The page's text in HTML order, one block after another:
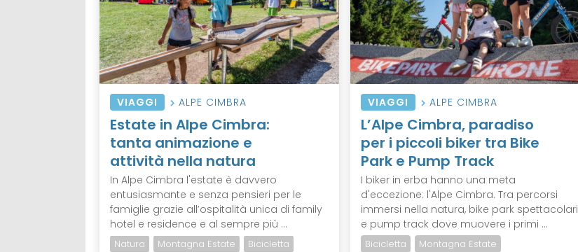
VIAGGI ALPE CIMBRA
Estate in Alpe Cimbra:
tanta animazione e
attività nella natura
In Alpe Cimbra l'estate è davvero
entusiasmante e senza pensieri per le
famiglie grazie all’ospitalità unica di family
hotel e residence e al sempre più ...
Natura Montagna Estate Bicicletta
VIAGGI ALPE CIMBRA
L’Alpe Cimbra, paradiso
per i piccoli biker tra Bike
Park e Pump Track
I biker in erba hanno una meta
d'eccezione: l'Alpe Cimbra. Tra percorsi
immersi nella natura, bike park spettacolari
e pump track dove muovere i primi ...
Bicicletta Montagna Estate